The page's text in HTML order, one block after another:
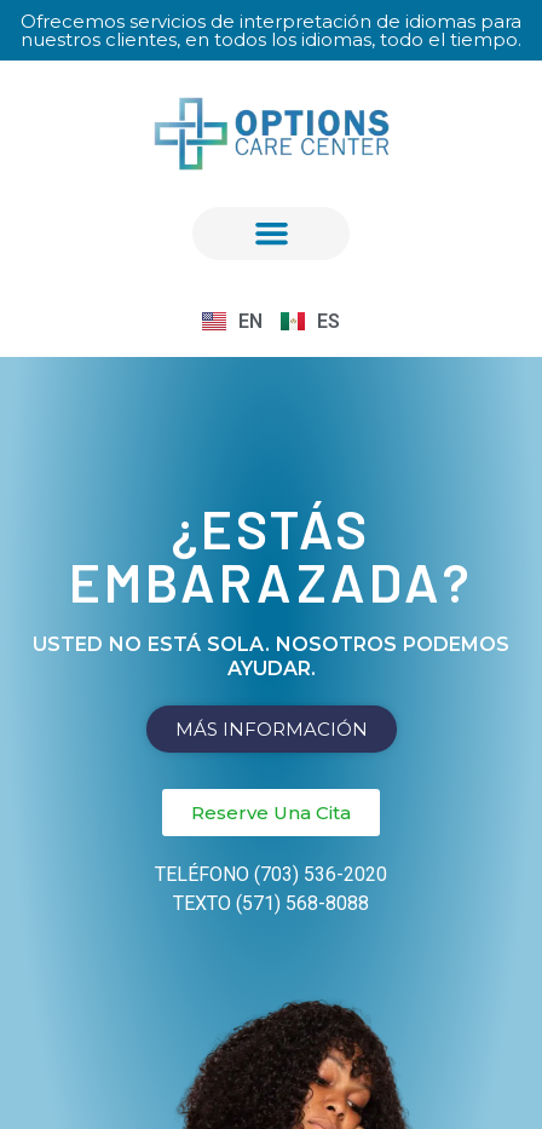
Ofrecemos servicios de interpretación de idiomas para
nuestros clientes, en todos los idiomas, todo el tiempo.
EN ES
¿ESTÁS
EMBARAZADA?
USTED NO ESTÁ SOLA. NOSOTROS PODEMOS
AYUDAR.
MÁS INFORMACIÓN
Reserve Una Cita
TELÉFONO (703) 536-2020
TEXTO (571) 568-8088